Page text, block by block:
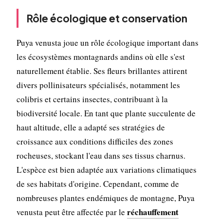
Rôle écologique et conservation
Puya venusta joue un rôle écologique important dans
les écosystèmes montagnards andins où elle s'est
naturellement établie. Ses fleurs brillantes attirent
divers pollinisateurs spécialisés, notamment les
colibris et certains insectes, contribuant à la
biodiversité locale. En tant que plante succulente de
haut altitude, elle a adapté ses stratégies de
croissance aux conditions difficiles des zones
rocheuses, stockant l'eau dans ses tissus charnus.
L'espèce est bien adaptée aux variations climatiques
de ses habitats d'origine. Cependant, comme de
nombreuses plantes endémiques de montagne, Puya
venusta peut être affectée par le réchauffement